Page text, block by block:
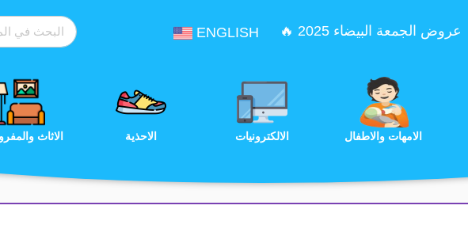
عروض الجمعة البيضاء 2025 🔥 ENGLISH
الاحذية الالكترونيات الامهات والاطفال الترفيه